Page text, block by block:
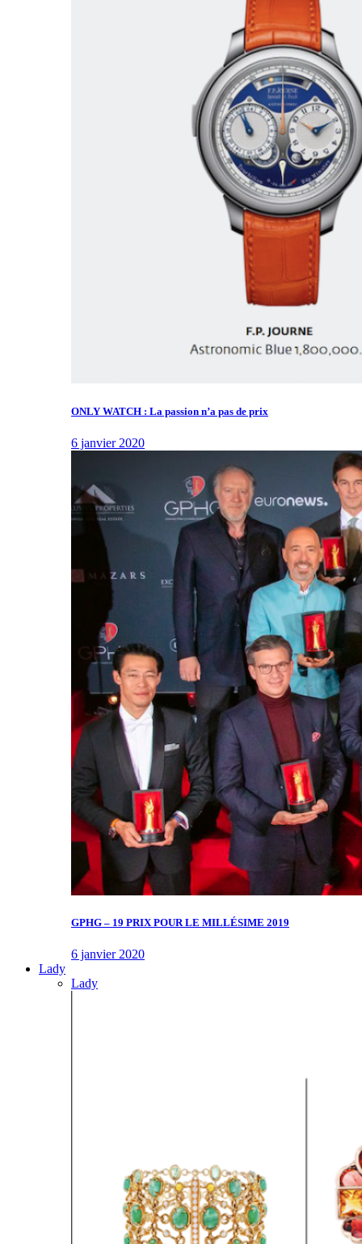
ONLY WATCH : La passion n’a pas de prix
6 janvier 2020
GPHG – 19 PRIX POUR LE MILLÉSIME 2019
6 janvier 2020
Lady
Lady